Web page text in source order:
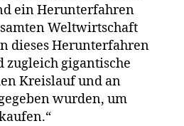
ein Herunterfahren
Weltwirtschaft
dieses Herunterfahren
zugleich gigantische
Kreislauf und an
wurden, um